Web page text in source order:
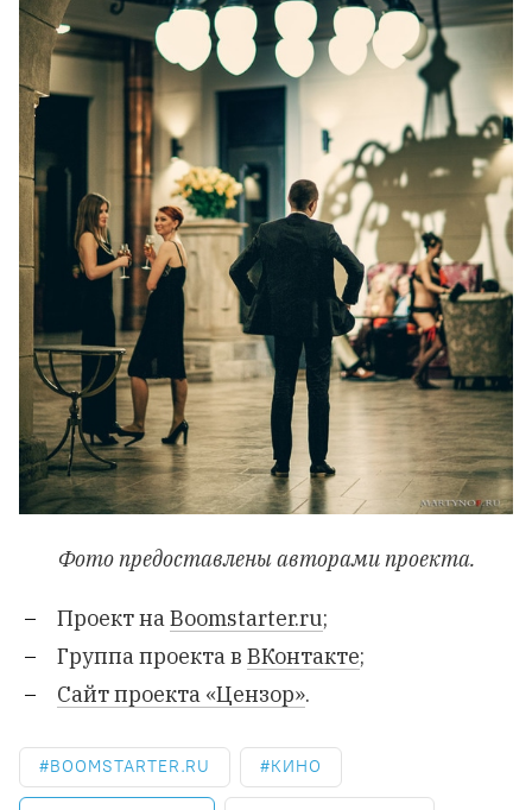
Фото предоставлены авторами проекта.
Проект на Boomstarter.ru;
Группа проекта в ВКонтакте;
Сайт проекта «Цензор».
BOOMSTARTER.RU КИНО